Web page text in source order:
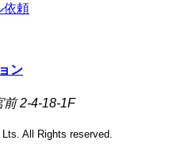
依頼
ン
前 2-4-18-1F
All Rights reserved.